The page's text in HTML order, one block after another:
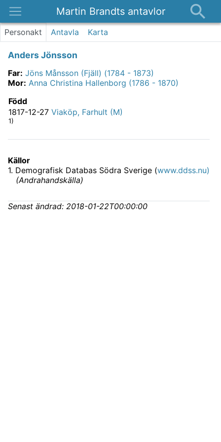
Martin Brandts antavlor
Platser
Kontakt
Personakt Antavla Karta
Anders Jönsson
Far: Jöns Månsson (Fjäll) (1784 - 1873)
Mor: Anna Christina Hallenborg (1786 - 1870)
Född
1817-12-27 Viaköp, Farhult (M)
1)
Källor
1. Demografisk Databas Södra Sverige (www.ddss.nu)
(Andrahandskälla)
Senast ändrad: 2018-01-22T00:00:00